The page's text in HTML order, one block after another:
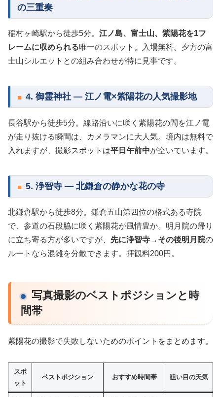
の三重奏
稲村ヶ崎駅から徒歩5分。 江ノ島、富士山、紫陽花を1フ
レームに収められる唯一のスポット。入場無料。夕方の富
士山シルエットとの組み合わせが特に見事です。
4. 御霊神社 — 江ノ電×紫陽花の人気撮影地
長谷駅から徒歩5分。線路沿いに咲く紫陽花の間を江ノ電
が走り抜ける瞬間は、カメラマンに大人気。境内は無料で
入れますが、撮影スポットは平日午前中が空いています。
5. 浄智寺 — 北鎌倉の静かな花の寺
北鎌倉駅から徒歩8分。鎌倉五山第四位の格式ある寺院
で、参道の石段脇に咲く紫陽花が風情豊か。明月院の帰り
に立ち寄る方が多いですが、 先に浄智寺→その後明月院の
ルートなら混雑を分散できます。拝観料200円。
写真撮影のベストポジションと時
間帯
紫陽花の撮影で失敗しないためのポイントをまとめます。
スポ
ット
ベストポジション おすすめ時間帯 狙い目の天気